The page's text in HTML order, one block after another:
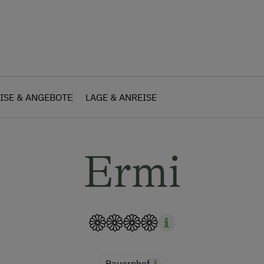
& ANGEBOTE LAGE & ANREISE
Ermi